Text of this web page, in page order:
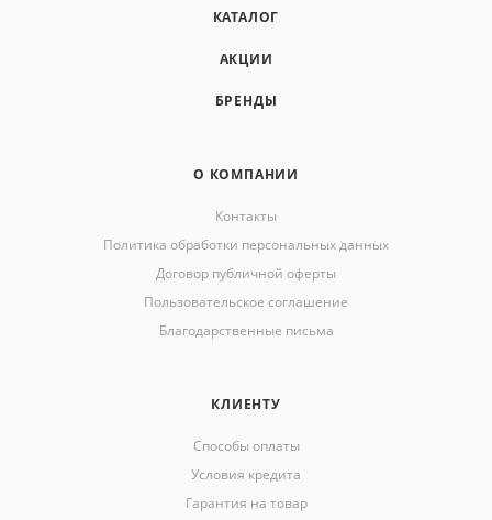
КАТАЛОГ
АКЦИИ
БРЕНДЫ
О КОМПАНИИ
Контакты
Политика обработки персональных данных
Договор публичной оферты
Пользовательское соглашение
Благодарственные письма
КЛИЕНТУ
Способы оплаты
Условия кредита
Гарантия на товар